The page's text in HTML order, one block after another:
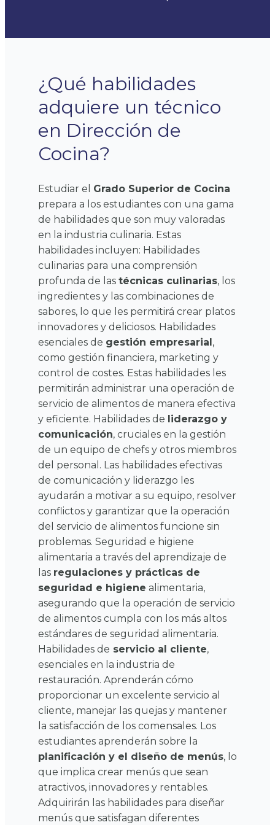
¿Qué habilidades
adquiere un técnico
en Dirección de
Cocina?
Estudiar el Grado Superior de Cocina
prepara a los estudiantes con una gama
de habilidades que son muy valoradas
en la industria culinaria. Estas
habilidades incluyen: Habilidades
culinarias para una comprensión
profunda de las técnicas culinarias, los
ingredientes y las combinaciones de
sabores, lo que les permitirá crear platos
innovadores y deliciosos. Habilidades
esenciales de gestión empresarial,
como gestión financiera, marketing y
control de costes. Estas habilidades les
permitirán administrar una operación de
servicio de alimentos de manera efectiva
y eficiente. Habilidades de liderazgo y
comunicación, cruciales en la gestión
de un equipo de chefs y otros miembros
del personal. Las habilidades efectivas
de comunicación y liderazgo les
ayudarán a motivar a su equipo, resolver
conflictos y garantizar que la operación
del servicio de alimentos funcione sin
problemas. Seguridad e higiene
alimentaria a través del aprendizaje de
las regulaciones y prácticas de
seguridad e higiene alimentaria,
asegurando que la operación de servicio
de alimentos cumpla con los más altos
estándares de seguridad alimentaria.
Habilidades de servicio al cliente,
esenciales en la industria de
restauración. Aprenderán cómo
proporcionar un excelente servicio al
cliente, manejar las quejas y mantener
la satisfacción de los comensales. Los
estudiantes aprenderán sobre la
planificación y el diseño de menús, lo
que implica crear menús que sean
atractivos, innovadores y rentables.
Adquirirán las habilidades para diseñar
menús que satisfagan diferentes